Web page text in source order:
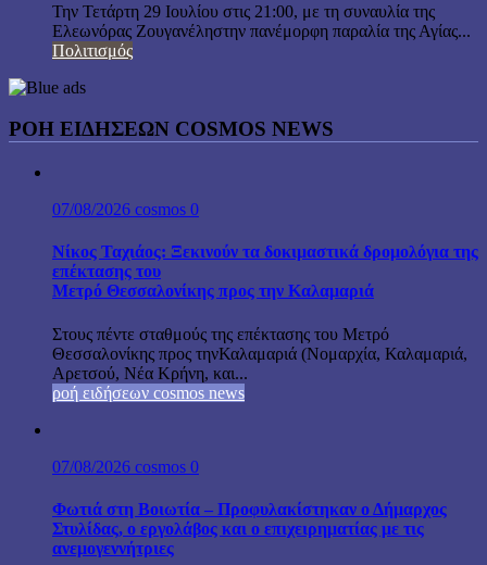
Την Τετάρτη 29 Ιουλίου στις 21:00, με τη συναυλία της
Ελεωνόρας Ζουγανέληστην πανέμορφη παραλία της Αγίας...
Πολιτισμός
ΡΟΗ ΕΙΔΗΣΕΩΝ COSMOS NEWS
07/08/2026 cosmos 0
Νίκος Ταχιάος: Ξεκινούν τα δοκιμαστικά δρομολόγια της
επέκτασης του
Μετρό Θεσσαλονίκης προς την Καλαμαριά
Στους πέντε σταθμούς της επέκτασης του Μετρό
Θεσσαλονίκης προς τηνΚαλαμαριά (Νομαρχία, Καλαμαριά,
Αρετσού, Νέα Κρήνη, και...
ροή ειδήσεων cosmos news
07/08/2026 cosmos 0
Φωτιά στη Βοιωτία – Προφυλακίστηκαν ο Δήμαρχος
Στυλίδας, ο εργολάβος και ο επιχειρηματίας με τις
ανεμογεννήτριες